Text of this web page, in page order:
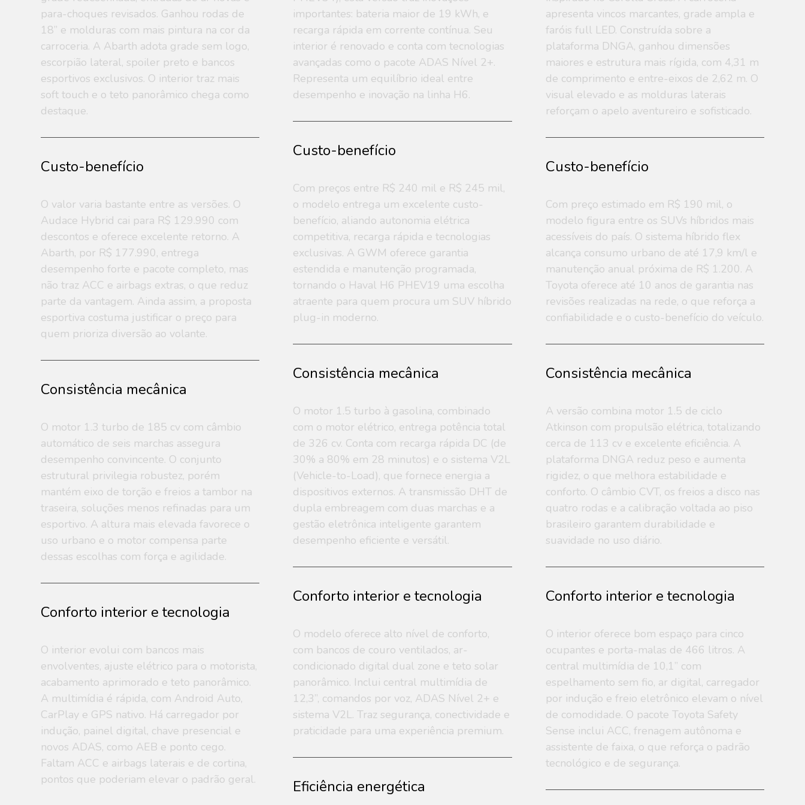
Pneu 235/55 R19
para-choques revisados. Ganhou rodas de
18” e molduras com mais pintura na cor da
carroceria. A Abarth adota grade sem logo,
escorpião lateral, spoiler preto e bancos
esportivos exclusivos. O interior traz mais
soft touch e o teto panorâmico chega como
destaque.
Custo-benefício
O valor varia bastante entre as versões. O
Audace Hybrid cai para R$ 129.990 com
descontos e oferece excelente retorno. A
Abarth, por R$ 177.990, entrega
desempenho forte e pacote completo, mas
não traz ACC e airbags extras, o que reduz
parte da vantagem. Ainda assim, a proposta
esportiva costuma justificar o preço para
quem prioriza diversão ao volante.
Consistência mecânica
O motor 1.3 turbo de 185 cv com câmbio
automático de seis marchas assegura
desempenho convincente. O conjunto
estrutural privilegia robustez, porém
mantém eixo de torção e freios a tambor na
traseira, soluções menos refinadas para um
esportivo. A altura mais elevada favorece o
uso urbano e o motor compensa parte
dessas escolhas com força e agilidade.
Conforto interior e tecnologia
O interior evolui com bancos mais
envolventes, ajuste elétrico para o motorista,
acabamento aprimorado e teto panorâmico.
A multimídia é rápida, com Android Auto,
CarPlay e GPS nativo. Há carregador por
indução, painel digital, chave presencial e
novos ADAS, como AEB e ponto cego.
Faltam ACC e airbags laterais e de cortina,
pontos que poderiam elevar o padrão geral.
importantes: bateria maior de 19 kWh, e
recarga rápida em corrente contínua. Seu
interior é renovado e conta com tecnologias
avançadas como o pacote ADAS Nível 2+.
Representa um equilíbrio ideal entre
desempenho e inovação na linha H6.
Custo-benefício
Com preços entre R$ 240 mil e R$ 245 mil,
o modelo entrega um excelente custo-
benefício, aliando autonomia elétrica
competitiva, recarga rápida e tecnologias
exclusivas. A GWM oferece garantia
estendida e manutenção programada,
tornando o Haval H6 PHEV19 uma escolha
atraente para quem procura um SUV híbrido
plug-in moderno.
Consistência mecânica
O motor 1.5 turbo à gasolina, combinado
com o motor elétrico, entrega potência total
de 326 cv. Conta com recarga rápida DC (de
30% a 80% em 28 minutos) e o sistema V2L
(Vehicle-to-Load), que fornece energia a
dispositivos externos. A transmissão DHT de
dupla embreagem com duas marchas e a
gestão eletrônica inteligente garantem
desempenho eficiente e versátil.
Conforto interior e tecnologia
O modelo oferece alto nível de conforto,
com bancos de couro ventilados, ar-
condicionado digital dual zone e teto solar
panorâmico. Inclui central multimídia de
12,3”, comandos por voz, ADAS Nível 2+ e
sistema V2L. Traz segurança, conectividade e
praticidade para uma experiência premium.
Eficiência energética
apresenta vincos marcantes, grade ampla e
faróis full LED. Construída sobre a
plataforma DNGA, ganhou dimensões
maiores e estrutura mais rígida, com 4,31 m
de comprimento e entre-eixos de 2,62 m. O
visual elevado e as molduras laterais
reforçam o apelo aventureiro e sofisticado.
Custo-benefício
Com preço estimado em R$ 190 mil, o
modelo figura entre os SUVs híbridos mais
acessíveis do país. O sistema híbrido flex
alcança consumo urbano de até 17,9 km/l e
manutenção anual próxima de R$ 1.200. A
Toyota oferece até 10 anos de garantia nas
revisões realizadas na rede, o que reforça a
confiabilidade e o custo-benefício do veículo.
Consistência mecânica
A versão combina motor 1.5 de ciclo
Atkinson com propulsão elétrica, totalizando
cerca de 113 cv e excelente eficiência. A
plataforma DNGA reduz peso e aumenta
rigidez, o que melhora estabilidade e
conforto. O câmbio CVT, os freios a disco nas
quatro rodas e a calibração voltada ao piso
brasileiro garantem durabilidade e
suavidade no uso diário.
Conforto interior e tecnologia
O interior oferece bom espaço para cinco
ocupantes e porta-malas de 466 litros. A
central multimídia de 10,1” com
espelhamento sem fio, ar digital, carregador
por indução e freio eletrônico elevam o nível
de comodidade. O pacote Toyota Safety
Sense inclui ACC, frenagem autônoma e
assistente de faixa, o que reforça o padrão
tecnológico e de segurança.